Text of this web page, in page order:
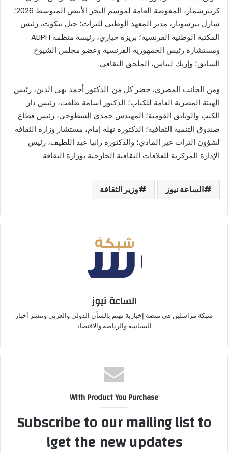
كريتزشمار، المفوضة العامة لموسم البحر الأبيض المتوسط 2026؛
شارل بيرسوناز، مدير المعهد الوطني للتراث؛ جيل بيكوت، رئيس
المكتبة الوطنية الفرنسية؛ بريزة خياري، رئيسة منظمة ALIPH
ومستشارة رئيس الجمهورية الفرنسية وعضو مجلس الشيوخ
السابق؛ وإريك ليباس، الملحق الثقافي.
ومن الجانب المصري، حضر كل من: الدكتور أحمد بهي الدين، رئيس
الهيئة المصرية العامة للكتاب؛ الدكتور أسامة طلعت، رئيس دار
الكتب والوثائق القومية؛ المهندس حمدي السطوحي، رئيس قطاع
صندوق التنمية الثقافية؛ الدكتورة نهلة إمام، مستشار وزارة الثقافة
لشؤون التراث غير المادي؛ والدكتورة رانيا عبد اللطيف، رئيس
الإدارة المركزية للعلاقات الثقافية الخارجية بوزارة الثقافة.
الساعة نيوز وزير الثقافة
الساعة نيوز
شبكة مراسلين هي منصة إخبارية تهتم بالشأن الدولي والعربي وتنشر أخبار
السياسة والرياضة والاقتصاد
With Product You Purchase
Subscribe to our mailing list to
get the new updates!